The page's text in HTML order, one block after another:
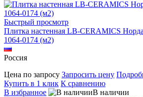
Быстрый просмотр
Плитка настенная LB-CERAMICS
1064-0174 (м2)
Россия
Цена по запросу Запросить цену
Купить в 1 клик К сравнению
В избранное
В наличии